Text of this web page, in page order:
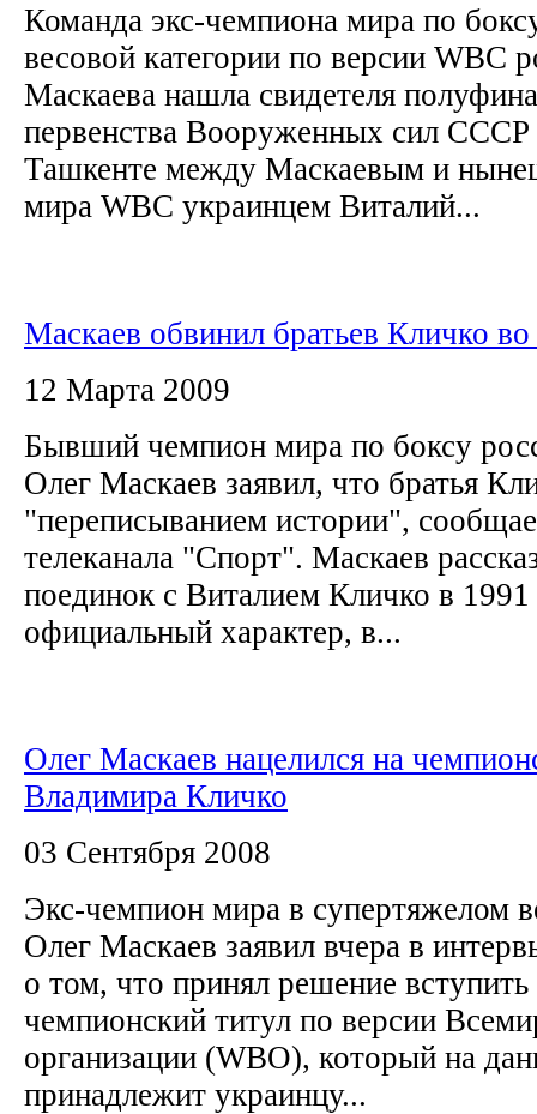
Команда экс-чемпиона мира по
весовой категории по версии WBC
Маскаева нашла свидетеля
первенства Вооруженных сил СССР
Ташкенте между Маскаевым и
мира WBC украинцем Виталий...
Маскаев обвинил братьев Кличко
12 Марта 2009
Бывший чемпион мира по боксу
Олег Маскаев заявил, что братья
"переписыванием истории",
телеканала "Спорт". Маскаев
поединок с Виталием Кличко в 1991
официальный характер, в...
Олег Маскаев нацелился на
Владимира Кличко
03 Сентября 2008
Экс-чемпион мира в супертяжелом
Олег Маскаев заявил вчера в
о том, что принял решение вступить
чемпионский титул по версии
организации (WBO), который на
принадлежит украинцу...